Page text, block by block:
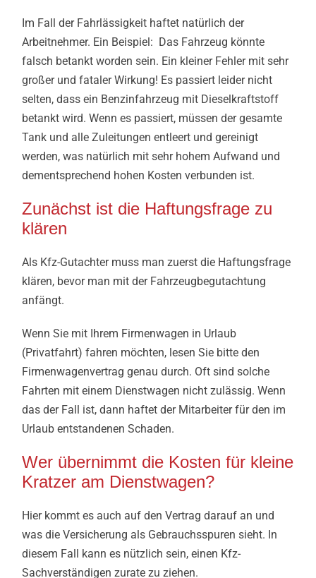
Im Fall der Fahrlässigkeit haftet natürlich der
Arbeitnehmer. Ein Beispiel: Das Fahrzeug könnte
falsch betankt worden sein. Ein kleiner Fehler mit sehr
großer und fataler Wirkung! Es passiert leider nicht
selten, dass ein Benzinfahrzeug mit Dieselkraftstoff
betankt wird. Wenn es passiert, müssen der gesamte
Tank und alle Zuleitungen entleert und gereinigt
werden, was natürlich mit sehr hohem Aufwand und
dementsprechend hohen Kosten verbunden ist.
Zunächst ist die Haftungsfrage zu
klären
Als Kfz-Gutachter muss man zuerst die Haftungsfrage
klären, bevor man mit der Fahrzeugbegutachtung
anfängt.
Wenn Sie mit Ihrem Firmenwagen in Urlaub
(Privatfahrt) fahren möchten, lesen Sie bitte den
Firmenwagenvertrag genau durch. Oft sind solche
Fahrten mit einem Dienstwagen nicht zulässig. Wenn
das der Fall ist, dann haftet der Mitarbeiter für den im
Urlaub entstandenen Schaden.
Wer übernimmt die Kosten für kleine
Kratzer am Dienstwagen?
Hier kommt es auch auf den Vertrag darauf an und
was die Versicherung als Gebrauchsspuren sieht. In
diesem Fall kann es nützlich sein, einen Kfz-
Sachverständigen zurate zu ziehen.